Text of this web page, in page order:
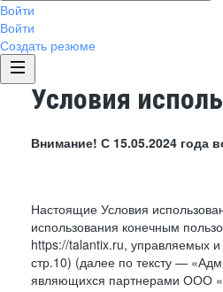
Войти
Войти
Создать резюме
Условия
Внимание! С 15.05.2024 года
Настоящие Условия
использования конечным
https://talantix.ru, управляемых
стр.10) (далее по тексту —
являющихся партнерами ООО